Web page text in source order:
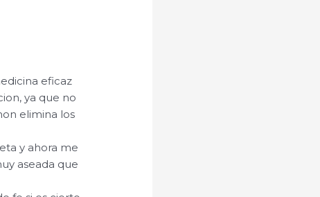
eficaz
ya que no
elimina los
y ahora me
aseada que